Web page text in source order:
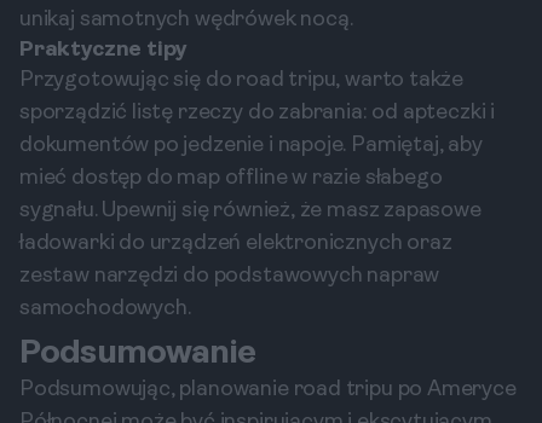
unikaj samotnych wędrówek nocą.
Praktyczne tipy
Przygotowując się do road tripu, warto także
sporządzić listę rzeczy do zabrania: od apteczki i
dokumentów po jedzenie i napoje. Pamiętaj, aby
mieć dostęp do map offline w razie słabego
sygnału. Upewnij się również, że masz zapasowe
ładowarki do urządzeń elektronicznych oraz
zestaw narzędzi do podstawowych napraw
samochodowych.
Podsumowanie
Podsumowując, planowanie road tripu po Ameryce